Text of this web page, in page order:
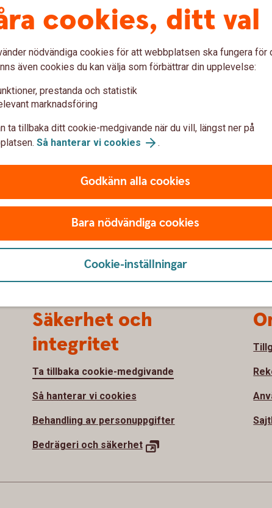
Clearstone
cookies, ditt val
nödvändiga cookies för att webbplatsen ska fungera för
även cookies du kan välja som förbättrar din upplevelse:
prestanda och statistik
marknadsföring
ta tillbaka ditt cookie-medgivande när du vill, längst ner på
Så hanterar vi cookies .
Godkänn alla cookies
Bara nödvändiga cookies
Cookie-inställningar
Säkerhet och
integritet
Ta tillbaka cookie-medgivande
Så hanterar vi cookies
Behandling av personuppgifter
Bedrägeri och säkerhet